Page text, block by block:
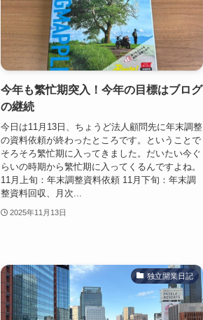
今年も繁忙期突入！今年の目標はブログ
の継続
今日は11月13日、ちょうど法人顧問先に年末調整
の資料依頼が終わったところです。ということで
そろそろ繁忙期に入ってきました。だいたい今ぐ
らいの時期から繁忙期に入ってくるんですよね。
11月上旬：年末調整資料依頼 11月下旬：年末調
整資料回収、月次...
2025年11月13日
独立開業日記